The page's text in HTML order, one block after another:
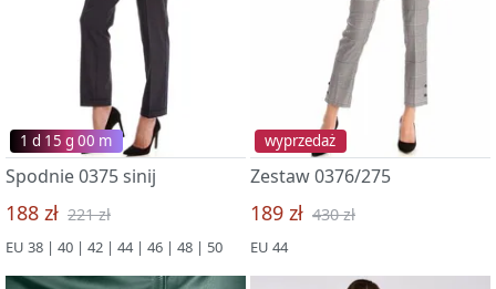
1 d 15 g 00 m
Spodnie 0375 sinij
188 zł 221 zł
EU 38 | 40 | 42 | 44 | 46 | 48 | 50
wyprzedaż
Zestaw 0376/275
189 zł 430 zł
EU 44